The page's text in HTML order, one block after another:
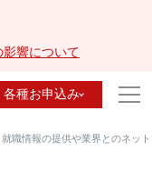
影響について
各種お申込み
就職情報の提供や業界とのネッ